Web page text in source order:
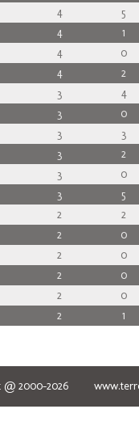
4
5
4
1
4
0
4
2
3
4
3
0
3
3
3
2
3
0
3
5
2
2
2
0
2
0
2
0
2
0
2 1
@ 2000-2026